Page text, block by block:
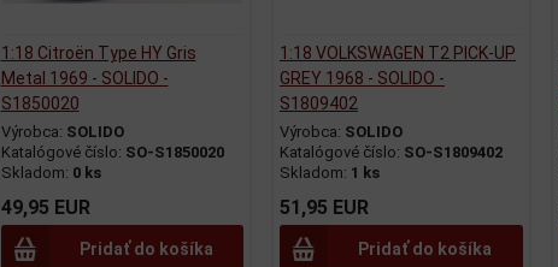
1:18 Citroën Type HY Gris
Metal 1969 - SOLIDO -
S1850020
Výrobca: SOLIDO
Katalógové číslo: SO-S1850020
Skladom: 0 ks
49,95 EUR
Pridať do košíka
1:18 VOLKSWAGEN T2 PICK-UP
GREY 1968 - SOLIDO -
S1809402
Výrobca: SOLIDO
Katalógové číslo: SO-S1809402
Skladom: 1 ks
51,95 EUR
Pridať do košíka